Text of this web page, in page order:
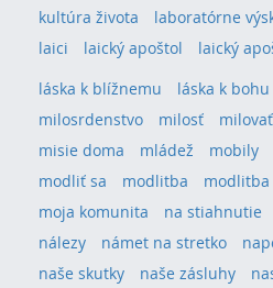
kultúra života
laboratórne
laici
laický apoštol laický
láska k blížnemu láska k bohu
milosrdenstvo
milosť
misie doma
mládež mobily
modliť sa
modlitba
modlitba
moja komunita
na stiahnutie
nálezy
námet na stretko
naše skutky
naše zásluhy